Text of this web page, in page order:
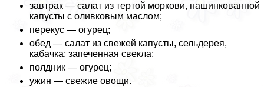
завтpaк — салат из тертой моркови, нашинкованной
капусты с оливковым маслом;
перекус — огурец;
обед — салат из свежей капусты, сельдерея,
кабачка; запеченная свекла;
полдник — огурец;
ужин — свежие овощи.